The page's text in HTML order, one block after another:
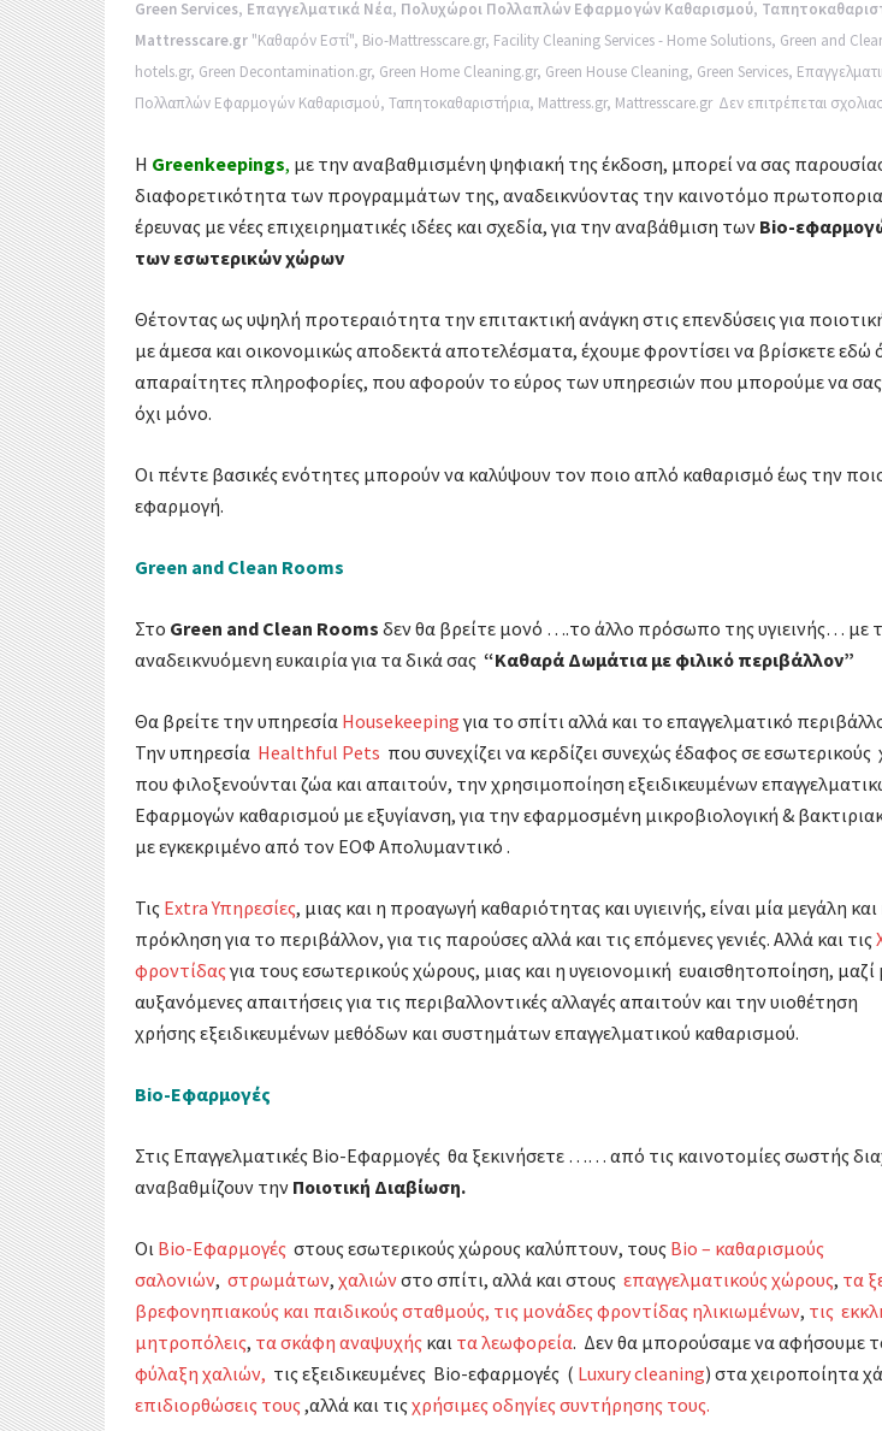
Green Services, Επαγγελματικά Νέα, Πολυχώροι Πολλαπλών Εφαρμογών Καθαρισμού,
Mattresscare.gr "Καθαρόν Εστί", Bio-Mattresscare.gr, Facility Cleaning Services - Home Solutions, Green and
hotels.gr, Green Decontamination.gr, Green Home Cleaning.gr, Green House Cleaning, Green Services,
Πολλαπλών Εφαρμογών Καθαρισμού, Ταπητοκαθαριστήρια, Mattress.gr, Mattresscare.gr Δεν επιτρέπεται
Η Greenkeepings, με την αναβαθμισμένη ψηφιακή της έκδοση, μπορεί να σας
διαφορετικότητα των προγραμμάτων της, αναδεικνύοντας την καινοτόμο
έρευνας με νέες επιχειρηματικές ιδέες και σχεδία, για την αναβάθμιση των Bio-
των εσωτερικών χώρων
Θέτοντας ως υψηλή προτεραιότητα την επιτακτική ανάγκη στις επενδύσεις για
με άμεσα και οικονομικώς αποδεκτά αποτελέσματα, έχουμε φροντίσει να βρίσκετε εδώ
απαραίτητες πληροφορίες, που αφορούν το εύρος των υπηρεσιών που μπορούμε να
όχι μόνο.
Οι πέντε βασικές ενότητες μπορούν να καλύψουν τον ποιο απλό καθαρισμό έως την ποιο
εφαρμογή.
Green and Clean Rooms
Στο Green and Clean Rooms δεν θα βρείτε μονό ….το άλλο πρόσωπο της υγιεινής… με
αναδεικνυόμενη ευκαιρία για τα δικά σας “Καθαρά Δωμάτια με φιλικό περιβάλλον”
Θα βρείτε την υπηρεσία Housekeepingγια το σπίτι αλλά και το επαγγελματικό
Την υπηρεσία Healthful Pets που συνεχίζει να κερδίζει συνεχώς έδαφος σε
που φιλοξενούνται ζώα και απαιτούν, την χρησιμοποίηση εξειδικευμένων
Εφαρμογών καθαρισμού με εξυγίανση, για την εφαρμοσμένη μικροβιολογική &
με εγκεκριμένο από τον ΕΟΦ Απολυμαντικό .
Τις Extra Υπηρεσίες, μιας και η προαγωγή καθαριότητας και υγιεινής, είναι μία μεγάλη και
πρόκληση για το περιβάλλον, για τις παρούσες αλλά και τις επόμενες γενιές. Αλλά και τις
φροντίδαςγια τους εσωτερικούς χώρους, μιας και η υγειονομική ευαισθητοποίηση, μαζί
αυξανόμενες απαιτήσεις για τις περιβαλλοντικές αλλαγές απαιτούν και την υιοθέτηση
χρήσης εξειδικευμένων μεθόδων και συστημάτων επαγγελματικού καθαρισμού.
Bio-Εφαρμογές
Στις Επαγγελματικές Bio-Εφαρμογές θα ξεκινήσετε …… από τις καινοτομίες σωστής
αναβαθμίζουν την Ποιοτική Διαβίωση.
Οι Bio-Εφαρμογές στους εσωτερικούς χώρους καλύπτουν, τους Bio – καθαρισμούς
σαλονιών, στρωμάτων, χαλιώνστο σπίτι, αλλά και στους επαγγελματικούς χώρους, τα
βρεφονηπιακούς και παιδικούς σταθμούς, τις μονάδες φροντίδας ηλικιωμένων, τις
μητροπόλεις, τα σκάφη αναψυχής και τα λεωφορεία. Δεν θα μπορούσαμε να αφήσουμε
φύλαξη χαλιών, τις εξειδικευμένες Bio-εφαρμογές ( Luxury cleaning) στα χειροποίητα
επιδιορθώσεις τους ,αλλά και τιςχρήσιμες οδηγίες συντήρησης τους.
r
α
σ
τ
ε
ί
τ
ε